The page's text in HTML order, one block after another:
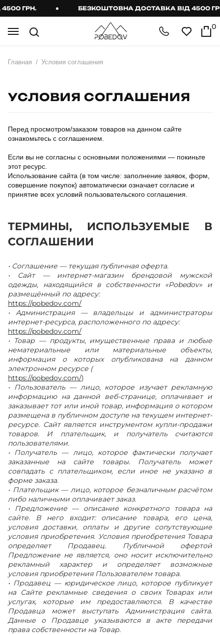
ГРН. БЕЗКОШТОВНА ДОСТАВКА ВІД 4500 ГРН.
0
Главная Условия соглашения
УСЛОВИЯ СОГЛАШЕНИЯ
Перед просмотром/заказом товаров на данном сайте
ознакомьтесь с соглашением.
Если вы не согласны с основными положениями — покиньте
этот ресурс.
Использование сайта (в том числе: заполнение заявок, форм,
совершение покупок) автоматически означает согласие и
принятие всех условий пользовательского соглашения.
ТЕРМИНЫ, ИСПОЛЬЗУЕМЫЕ В
СОГЛАШЕНИИ
• Соглашение — текущая публичная оферта.
• Сайт — интернет-магазин брендовой мужской
одежды, находящийся в собственности «Pobedov» и
размещённый по адресу:
https://pobedov.com/
• Администрация — владельцы и администраторы
интернет-ресурса, расположенного по адресу:
https://pobedov.com/
• Товар — продукты, имущественные права и любые
нематериальные или материальные объекты,
информация о которых опубликована на данном
электронном ресурсе (
https://pobedov.com/)
• Пользователь — лицо, которое изучает рекламную
информацию на данной веб-странице, оплачивает и
заказывает тот или иной товар, информация о котором
размещена в публичном доступе на текущем интернет-
ресурсе. Сайт является инструментом купли-продажи
товаров. И плательщик, и получатель считаются
пользователями.
• Получатель — лицо, которое фактически получает
заказанные на сайте товары. Получатель может
совпадать с плательщиком, если иное не указано в
форме заказа.
• Плательщик — лицо, которое безналичным расчётом
либо наличными оплачивает заказ.
• Предложение — описание конкретного товара на
сайте. В него входит: описание товара, его цена,
условия доставки, оплаты и другие сопутствующие
условия приобретения. Условия приобретения Товара
определяет Продавец. Публичной офертой
Предложение не является, оно носит исключительно
рекламный характер и определяет возможные
условия приобретения Пользователем товара.
• Продавец — юридическое лицо, которое публикует
на Сайте рекламные сведения о своих Товарах или
услугах, которые им предоставляются. В качестве
Продавца может выступать Администрация сайта.
Данные о Продавце указываются в акте передачи
права собственности на Товар.